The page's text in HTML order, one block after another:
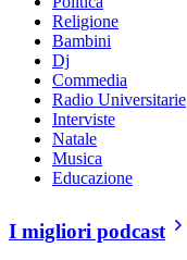
Religione
Bambini
Dj
Commedia
Radio Universitarie
Interviste
Natale
Musica
Educazione
I migliori podcast